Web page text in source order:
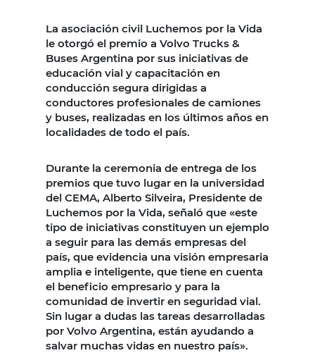
La asociación civil Luchemos por la Vida
le otorgó el premio a Volvo Trucks &
Buses Argentina por sus iniciativas de
educación vial y capacitación en
conducción segura dirigidas a
conductores profesionales de camiones
y buses, realizadas en los últimos años en
localidades de todo el país.
Durante la ceremonia de entrega de los
premios que tuvo lugar en la universidad
del CEMA, Alberto Silveira, Presidente de
Luchemos por la Vida, señaló que «este
tipo de iniciativas constituyen un ejemplo
a seguir para las demás empresas del
país, que evidencia una visión empresaria
amplia e inteligente, que tiene en cuenta
el beneficio empresario y para la
comunidad de invertir en seguridad vial.
Sin lugar a dudas las tareas desarrolladas
por Volvo Argentina, están ayudando a
salvar muchas vidas en nuestro país».